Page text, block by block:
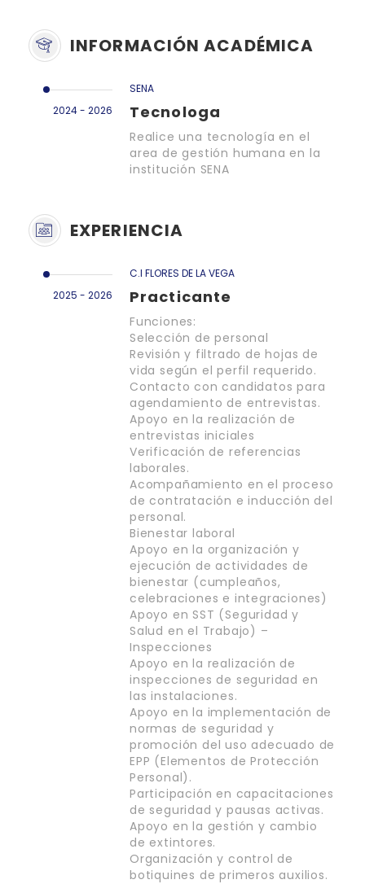
INFORMACIÓN ACADÉMICA
2024 - 2026
SENA
Tecnologa
Realice una tecnología en el
area de gestión humana en la
institución SENA
EXPERIENCIA
2025 - 2026
C.I FLORES DE LA VEGA
Practicante
Funciones:
Selección de personal
Revisión y filtrado de hojas de
vida según el perfil requerido.
Contacto con candidatos para
agendamiento de entrevistas.
Apoyo en la realización de
entrevistas iniciales
Verificación de referencias
laborales.
Acompañamiento en el proceso
de contratación e inducción del
personal.
Bienestar laboral
Apoyo en la organización y
ejecución de actividades de
bienestar (cumpleaños,
celebraciones e integraciones)
Apoyo en SST (Seguridad y
Salud en el Trabajo) –
Inspecciones
Apoyo en la realización de
inspecciones de seguridad en
las instalaciones.
Apoyo en la implementación de
normas de seguridad y
promoción del uso adecuado de
EPP (Elementos de Protección
Personal).
Participación en capacitaciones
de seguridad y pausas activas.
Apoyo en la gestión y cambio
de extintores.
Organización y control de
botiquines de primeros auxilios.